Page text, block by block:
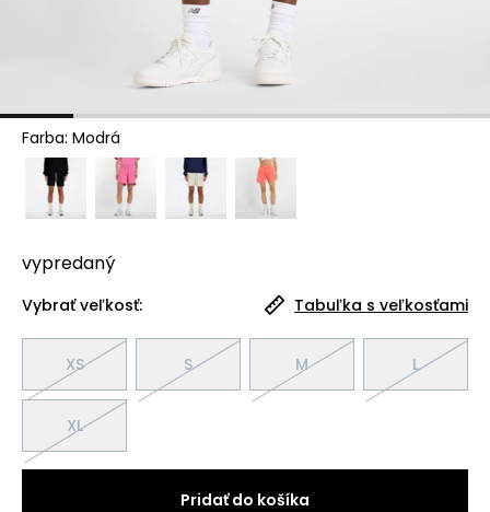
Farba: Modrá
vypredaný
Vybrať veľkosť: Tabuľka s veľkosťami
XS S M L
XL
Pridať do košíka